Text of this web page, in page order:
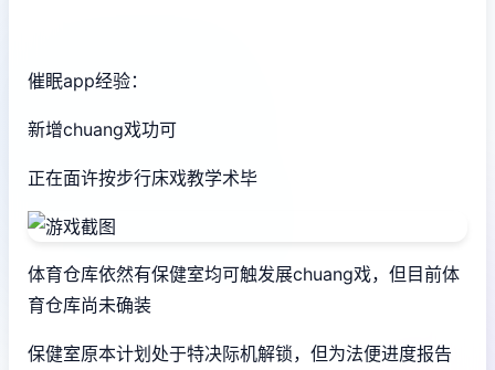
催眠app经验：
新增chuang戏功可
正在面许按步行床戏教学术毕
体育仓库依然有保健室均可触发展chuang戏，但目前体
育仓库尚未确装
保健室原本计划处于特决际机解锁，但为法便进度报告